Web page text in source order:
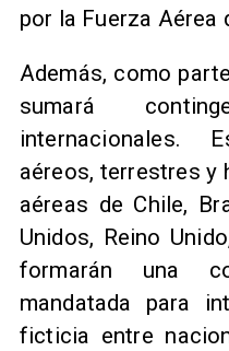
por la Fuerza Aérea
Además, como
sumará
internacionales.
aéreos, terrestres y
aéreas de Chile,
Unidos, Reino
formarán una
mandatada para
ficticia entre